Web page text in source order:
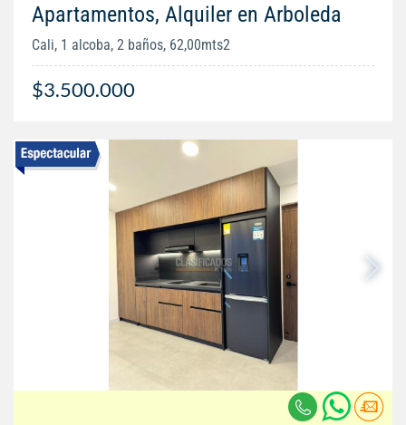
Apartamentos, Alquiler en Arboleda
Cali, 1 alcoba, 2 baños, 62,00mts2
$3.500.000